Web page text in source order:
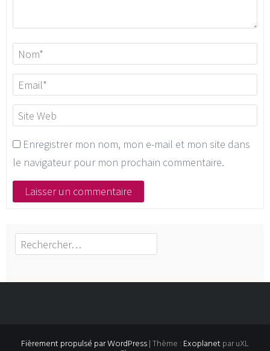
Enregistrer mon nom, mon e-mail et mon site dans
le navigateur pour mon prochain commentaire.
Rechercher :
Fièrement propulsé par WordPress|Thème : Exoplanet par uXL